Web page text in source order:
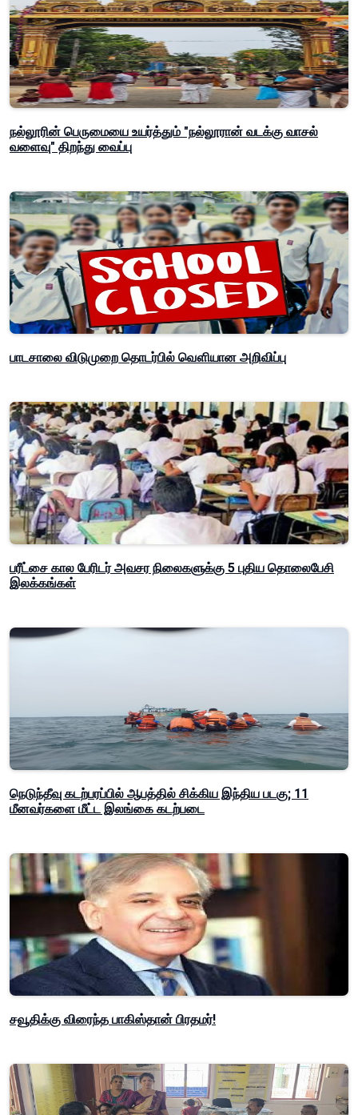
நல்லூரின் பெருமையை உயர்த்தும் "நல்லூரான் வடக்கு வாசல்
வளைவு" திறந்து வைப்பு
பாடசாலை விடுமுறை தொடர்பில் வௌியான அறிவிப்பு
பரீட்சை கால பேரிடர் அவசர நிலைகளுக்கு 5 புதிய தொலைபேசி
இலக்கங்கள்
நெடுந்தீவு கடற்பரப்பில் ஆபத்தில் சிக்கிய இந்திய படகு; 11
மீனவர்களை மீட்ட இலங்கை கடற்படை
சவூதிக்கு விரைந்த பாகிஸ்தான் பிரதமர்!